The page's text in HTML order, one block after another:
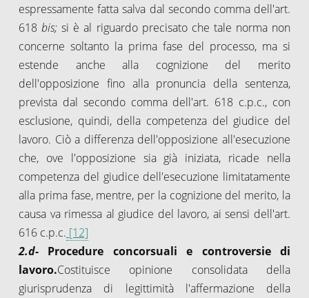
espressamente fatta salva dal secondo comma dell'art.
618bis;si è al riguardo precisato che tale norma non
concerne soltanto la prima fase del processo, ma si
estende anche alla cognizione del merito
dell'opposizione fino alla pronuncia della sentenza,
prevista dal secondo comma dell'art. 618 c.p.c., con
esclusione, quindi, della competenza del giudice del
lavoro. Ciò a differenza dell'opposizione all'esecuzione
che, ove l'opposizione sia già iniziata, ricade nella
competenza del giudice dell'esecuzione limitatamente
alla prima fase, mentre, per la cognizione del merito, la
causa va rimessa al giudice del lavoro, ai sensi dell'art.
616 c.p.c. [12]
2.d- Procedure concorsuali e controversie di
lavoro.Costituisce opinione consolidata della
giurisprudenza di legittimità l'affermazione della